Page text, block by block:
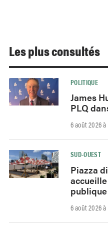
Les plus consultés
POLITIQUE
James
PLQ
6 août 2026 à
SUD-OUEST
Piazza
publique
6 août 2026 à